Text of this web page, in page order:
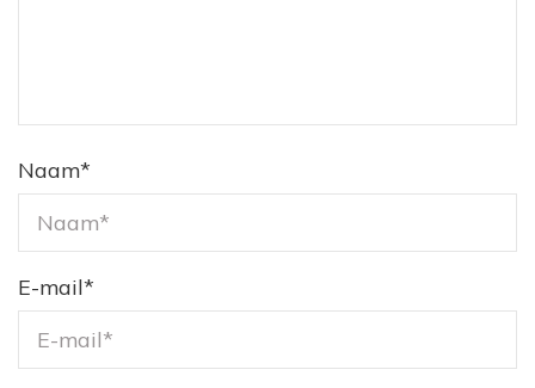
Naam*
E-mail*